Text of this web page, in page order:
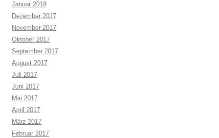
Januar 2018
Dezember 2017
November 2017
Oktober 2017
September 2017
August 2017
Juli 2017
Juni 2017
Mai 2017
April 2017
März 2017
Februar 2017